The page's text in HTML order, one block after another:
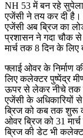
NH 53 में बन रहे
एजेंसी ने तय कर दी है।
एजेंसी अब ब्रिज का
प्रशासन ने गदा चौक से
मार्च तक 8 दिन के लिए
फ्लाई ओवर के निर्माण
लिए कलेक्टर पुष्पेंद्र
ऊपर से लेकर नीचे तक के
एजेंसी के अधिकारियों से
ब्रिज को कब तक शुरू
ओवर ब्रिज को 31
ब्रिज की डेट भी